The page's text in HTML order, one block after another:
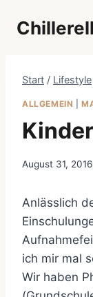
Inhalt
Start / Lifestyle
ALLGEMEIN |
August 31, 2016
Anlässlich
ich mir mal
Wir haben